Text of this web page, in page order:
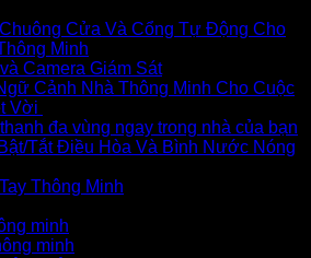
Cửa Và Cổng Tự Động Cho
Minh
Camera Giám Sát
Cảnh Nhà Thông Minh Cho Cuộc
Vời
đa vùng ngay trong nhà của bạn
Tắt Điều Hòa Và Bình Nước Nóng
Thông Minh
minh
minh